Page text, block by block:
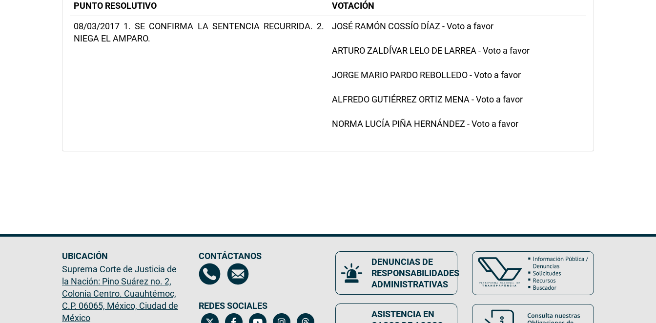
PUNTO RESOLUTIVO
VOTACIÓN
08/03/2017 1. SE CONFIRMA LA SENTENCIA RECURRIDA. 2.
NIEGA EL AMPARO.
JOSÉ RAMÓN COSSÍO DÍAZ - Voto a favor
ARTURO ZALDÍVAR LELO DE LARREA - Voto a favor
JORGE MARIO PARDO REBOLLEDO - Voto a favor
ALFREDO GUTIÉRREZ ORTIZ MENA - Voto a favor
NORMA LUCÍA PIÑA HERNÁNDEZ - Voto a favor
UBICACIÓN
Suprema Corte de Justicia de
la Nación: Pino Suárez no. 2,
Colonia Centro. Cuauhtémoc,
C.P. 06065, México, Ciudad de
México
CONTÁCTANOS
REDES SOCIALES
DENUNCIAS DE
RESPONSABILIDADES
ADMINISTRATIVAS
ASISTENCIA EN